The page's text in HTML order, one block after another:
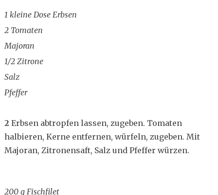
1 kleine Dose Erbsen
2 Tomaten
Majoran
1/2 Zitrone
Salz
Pfeffer
2 Erbsen abtropfen lassen, zugeben. Tomaten
halbieren, Kerne entfernen, würfeln, zugeben. Mit
Majoran, Zitronensaft, Salz und Pfeffer würzen.
200 g Fischfilet